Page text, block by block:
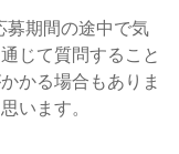
募期間の途中で気
じて質問すること
かる場合もありま
います。